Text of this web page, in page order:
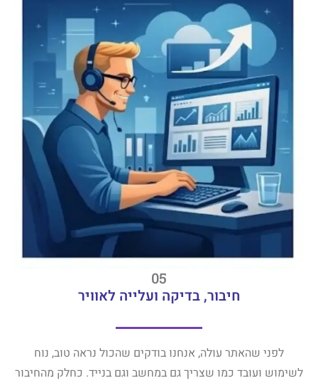
05
חיבור, בדיקה ועלייה לאוויר
לפני שהאתר עולה, אנחנו בודקים שהכול נראה טוב, נוח
לשימוש ועובד כמו שצריך גם במחשב וגם בנייד. כחלק מהחיבור